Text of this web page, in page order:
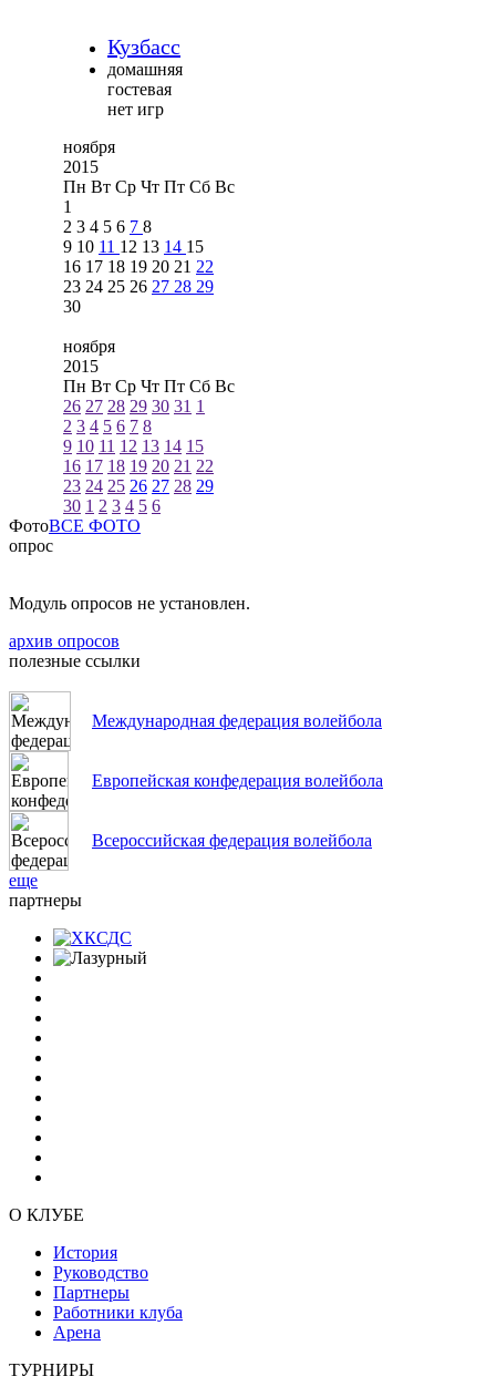
Кузбасс
домашняя
гостевая
нет игр
ноября
2015
Пн Вт Ср Чт Пт Сб Вс
1
2 3 4 5 6 7 8
9 10 11 12 13 14 15
16 17 18 19 20 21 22
23 24 25 26 27 28 29
30
ноября
2015
Пн Вт Ср Чт Пт Сб Вс
26 27 28 29 30 31 1
2 3 4 5 6 7 8
9 10 11 12 13 14 15
16 17 18 19 20 21 22
23 24 25 26 27 28 29
30 1 2 3 4 5 6
ФотоВСЕ ФОТО
опрос
Модуль опросов не установлен.
архив опросов
полезные ссылки
Международная федерация волейбола
Европейская конфедерация волейбола
Всероссийская федерация волейбола
еще
партнеры
О КЛУБЕ
История
Руководство
Партнеры
Работники клуба
Арена
ТУРНИРЫ